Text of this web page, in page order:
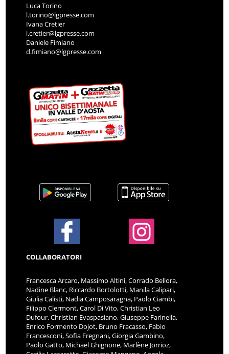
Luca Torino
l.torino@lgpresse.com
Ivana Cretier
i.cretier@lgpresse.com
Daniele Fimiano
d.fimiano@lgpresse.com
COLLABORATORI
Francesca Arcaro, Massimo Altini, Corrado Bellora,
Nadine Blanc, Riccardo Bortolotti, Manila Calipari,
Giulia Calisti, Nadia Camposaragna, Paolo Ciambi,
Filippo Clermont, Carol Di Vito, Christian Leo
Dufour, Christian Evaspasiano, Giuseppe Farinella,
Enrico Formento Dojot, Bruno Fracasso, Fabio
Francesconi, Sofia Fregnani, Giorgia Gambino,
Paolo Gatto, Michael Ghignone, Marlène Jorrioz,